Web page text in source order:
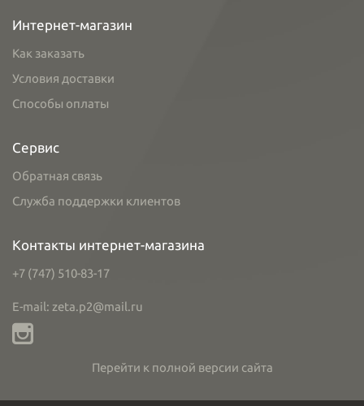
Интернет-магазин
Как заказать
Условия доставки
Способы оплаты
Сервис
Обратная связь
Служба поддержки клиентов
Контакты интернет-магазина
+7 (747) 510-83-17
E-mail: zeta.p2@mail.ru
Перейти к полной версии сайта